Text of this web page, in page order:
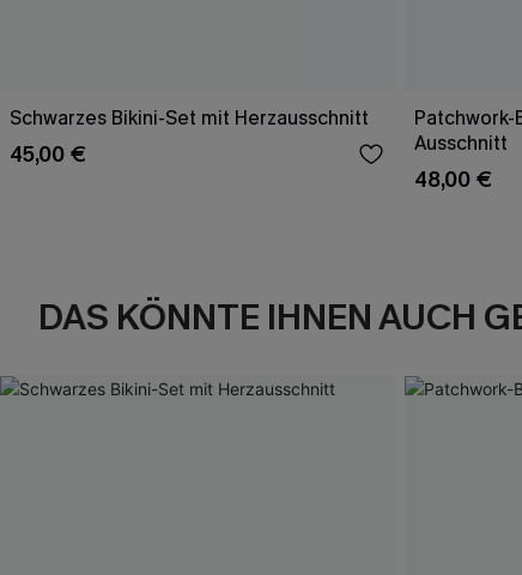
Schwarzes Bikini-Set mit Herzausschnitt
45,00 €
Ausschnitt
48,00 €
DAS KÖNNTE IHNEN AUCH